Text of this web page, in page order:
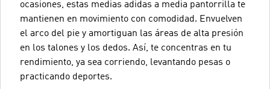
ocasiones, estas medias adidas a media pantorrilla te
mantienen en movimiento con comodidad. Envuelven
el arco del pie y amortiguan las áreas de alta presión
en los talones y los dedos. Así, te concentras en tu
rendimiento, ya sea corriendo, levantando pesas o
practicando deportes.